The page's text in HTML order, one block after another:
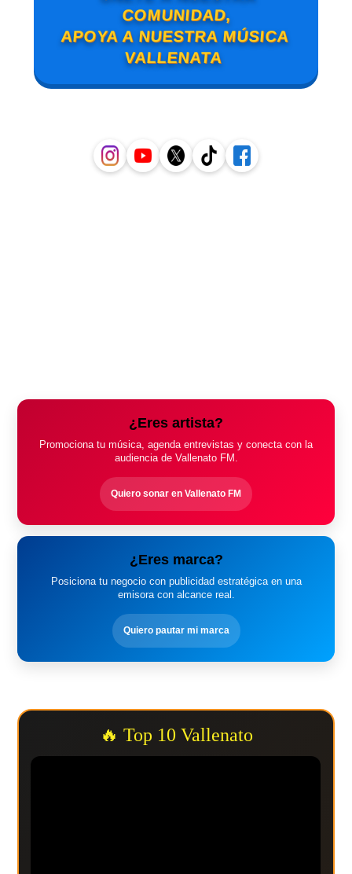
COMUNIDAD,
APOYA A NUESTRA MÚSICA
VALLENATA
¿Eres artista?
Promociona tu música, agenda entrevistas y conecta con la
audiencia de Vallenato FM.
Quiero sonar en Vallenato FM
¿Eres marca?
Posiciona tu negocio con publicidad estratégica en una
emisora con alcance real.
Quiero pautar mi marca
🔥 Top 10 Vallenato